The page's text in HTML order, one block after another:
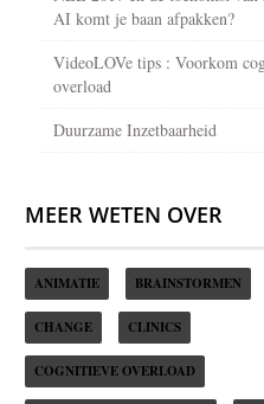
AI komt je baan afpakken?
VideoLOVe tips : Voorkom
overload
Duurzame Inzetbaarheid
MEER WETEN OVER
ANIMATIE BRAINSTORMEN
CHANGE CLINICS
COGNITIEVE OVERLOAD